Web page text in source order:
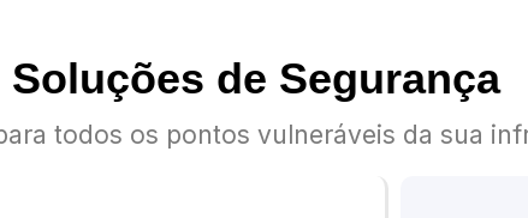
Soluções de Segurança
todos os pontos vulneráveis da sua